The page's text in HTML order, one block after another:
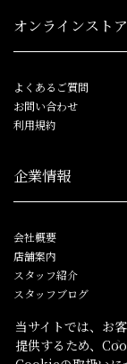
オンラインストア
よくあるご質問
お問い合わせ
利用規約
企業情報
会社概要
店舗案内
スタッフ紹介
スタッフブログ
当サイトでは、お
提供するため、